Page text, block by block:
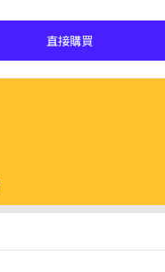
直接購買